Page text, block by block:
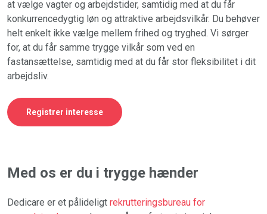
at vælge vagter og arbejdstider, samtidig med at du får
konkurrencedygtig løn og attraktive arbejdsvilkår. Du behøver
helt enkelt ikke vælge mellem frihed og tryghed. Vi sørger
for, at du får samme trygge vilkår som ved en
fastansættelse, samtidig med at du får stor fleksibilitet i dit
arbejdsliv.
Registrer interesse
Med os er du i trygge hænder
Dedicare er et pålideligt rekrutteringsbureau for